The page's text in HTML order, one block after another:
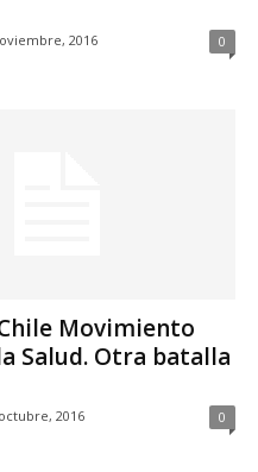
2016 0
Movimiento
Salud. Otra batalla
2016 0